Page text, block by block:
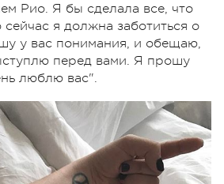
Рио. Я бы сделала все, что
сейчас я должна заботиться о
у вас понимания, и обещаю,
перед вами. Я прошу
люблю вас".